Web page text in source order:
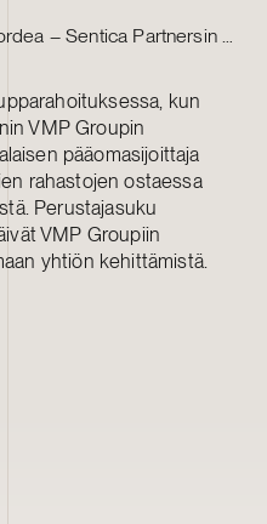
Nordea – Sentica Partnersin hallinnoimat rahastot VMP Groupin enemmistöomistajaksi
kun
VMP Groupin
pääomasijoittaja
rahastojen ostaessa
Perustajasuku
VMP Groupiin
yhtiön kehittämistä.